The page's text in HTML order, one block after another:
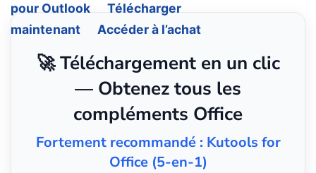
pour Outlook
Télécharger
maintenant
Accéder à l’achat
🚀 Téléchargement en un clic
— Obtenez tous les
compléments Office
Fortement recommandé : Kutools for
Office (5-en-1)